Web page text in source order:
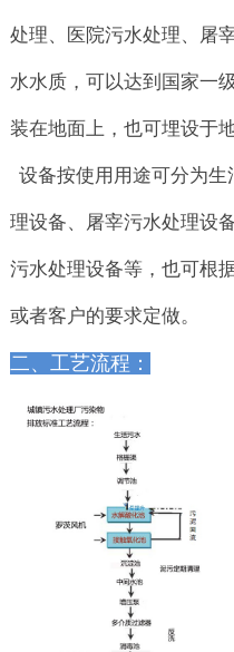
处理、医院污水处理、屠
水水质，可以达到国家一
装在地面上，也可埋设于地
设备按使用用途可分为
理设备、屠宰污水处理设
污水处理设备等，也可根
或者客户的要求定做。
二、工艺流程：